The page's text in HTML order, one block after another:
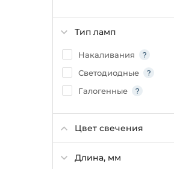
Тип ламп
Накаливания
Светодиодные
Галогенные
Цвет свечения
Длина, мм